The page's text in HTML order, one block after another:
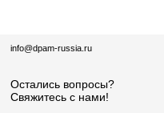
info@dpam-russia.ru
Остались вопросы?
Свяжитесь с нами!